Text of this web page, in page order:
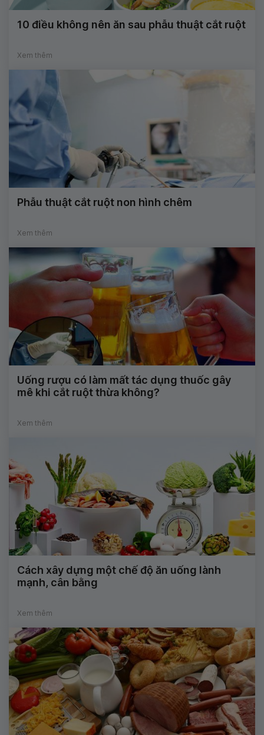
10 điều không nên ăn sau phẫu thuật cắt ruột
Xem thêm
Phẫu thuật cắt ruột non hình chêm
Xem thêm
Uống rượu có làm mất tác dụng thuốc gây
mê khi cắt ruột thừa không?
Xem thêm
Cách xây dựng một chế độ ăn uống lành
mạnh, cân bằng
Xem thêm